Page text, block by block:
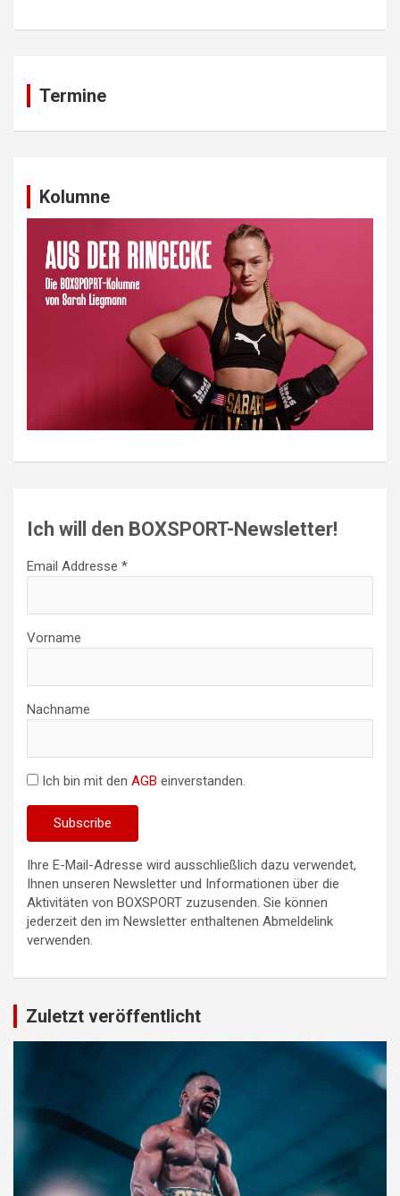
Termine
Kolumne
Ich will den BOXSPORT-Newsletter!
Email Addresse *
Vorname
Nachname
Ich bin mit den AGB einverstanden.
Ihre E-Mail-Adresse wird ausschließlich dazu verwendet,
Ihnen unseren Newsletter und Informationen über die
Aktivitäten von BOXSPORT zuzusenden. Sie können
jederzeit den im Newsletter enthaltenen Abmeldelink
verwenden.
Zuletzt veröffentlicht